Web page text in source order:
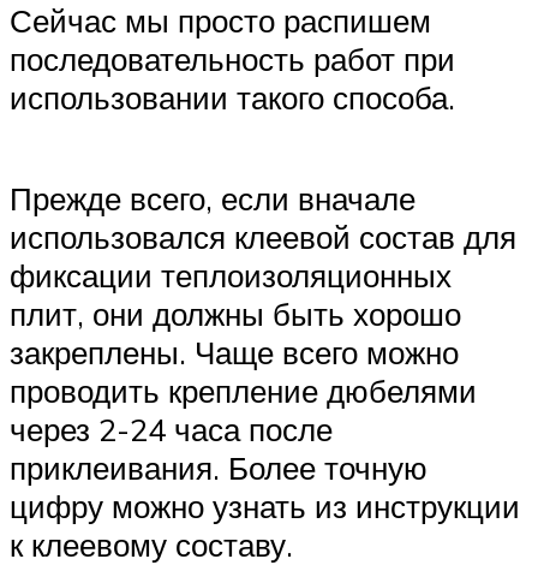
Сейчас мы просто распишем
последовательность работ при
использовании такого способа.
Прежде всего, если вначале
использовался клеевой состав для
фиксации теплоизоляционных
плит, они должны быть хорошо
закреплены. Чаще всего можно
проводить крепление дюбелями
через 2-24 часа после
приклеивания. Более точную
цифру можно узнать из инструкции
к клеевому составу.